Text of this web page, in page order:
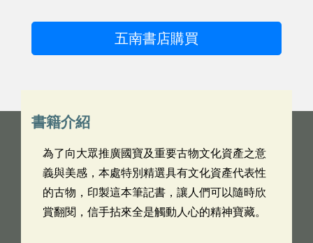
五南書店購買
書籍介紹
為了向大眾推廣國寶及重要古物文化資產之意
義與美感，本處特別精選具有文化資產代表性
的古物，印製這本筆記書，讓人們可以隨時欣
賞翻閱，信手拈來全是觸動人心的精神寶藏。